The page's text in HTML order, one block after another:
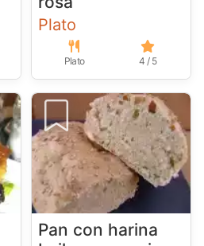
Plato
Plato 4 / 5
Pan con harina